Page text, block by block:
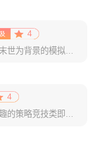
4
4
战就战九游版是一款十分有趣的策略竞技类即时手游，玩家使用九游账号登录便可获得大量礼包。该作由魔兽同名经典对战地图改编而来，主要是以对战模式为主，一般情况下对战模式分为了单挑1V1和2V2两种，玩家们需